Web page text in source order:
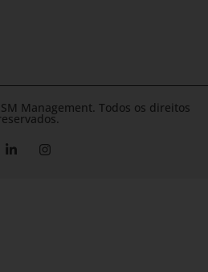
Management. Todos os direitos